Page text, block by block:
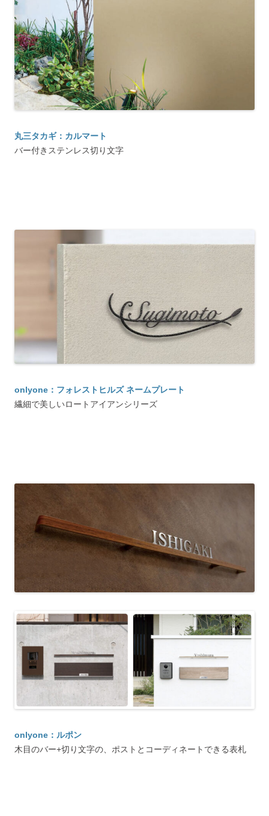
丸三タカギ：カルマート
バー付きステンレス切り文字
onlyone：フォレストヒルズ ネームプレート
繊細で美しいロートアイアンシリーズ
onlyone：ルポン
木目のバー+切り文字の、ポストとコーディネートできる表札